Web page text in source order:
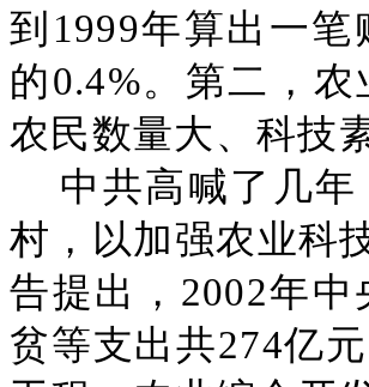
到1999年算出一
的0.4%。第二，
农民数量大、科技
中共高喊了几
村，以加强农业科
告提出，2002年
贫等支出共274亿